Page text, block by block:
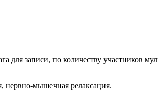
для записи, по количеству участников
нервно-мышечная релаксация.